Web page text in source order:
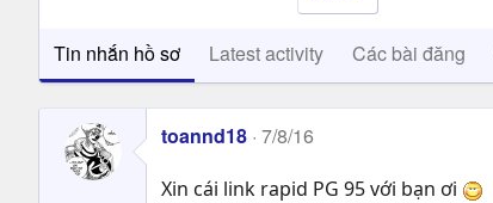
Tin nhắn hồ sơ Latest activity Các bài đăng
toannd18 7/8/16
Xin cái link rapid PG 95 với bạn ơi